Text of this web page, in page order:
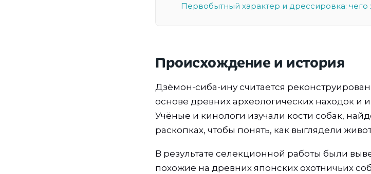
Первобытный характер и дрессировка: чего
Происхождение и история
Дзёмон-сиба-ину считается
основе древних археологических находок и
Учёные и кинологи изучали кости собак,
раскопках, чтобы понять, как выглядели
В результате селекционной работы были
похожие на древних японских охотничьих